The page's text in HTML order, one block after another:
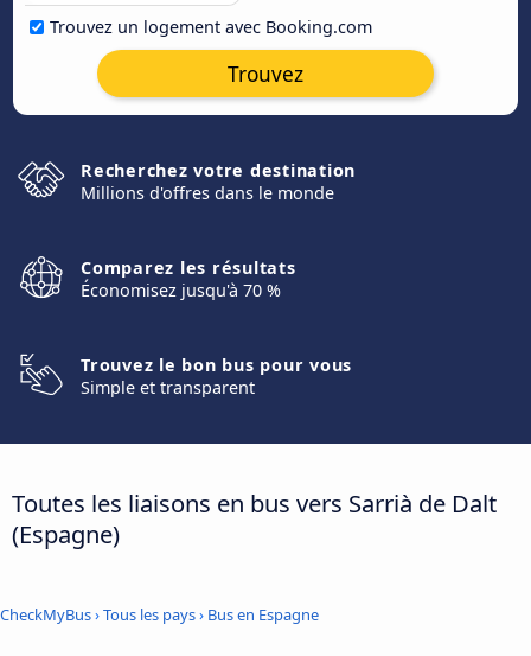
Trouvez un logement avec Booking.com
Trouvez
Recherchez votre destination
Millions d'offres dans le monde
Comparez les résultats
Économisez jusqu'à 70 %
Trouvez le bon bus pour vous
Simple et transparent
Toutes les liaisons en bus vers Sarrià de Dalt
(Espagne)
CheckMyBus›Tous les pays› Bus en Espagne